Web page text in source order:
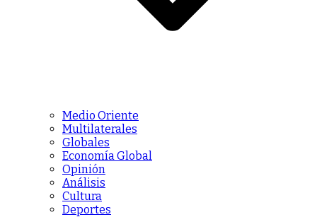
Medio Oriente
Multilaterales
Globales
Economía Global
Opinión
Análisis
Cultura
Deportes